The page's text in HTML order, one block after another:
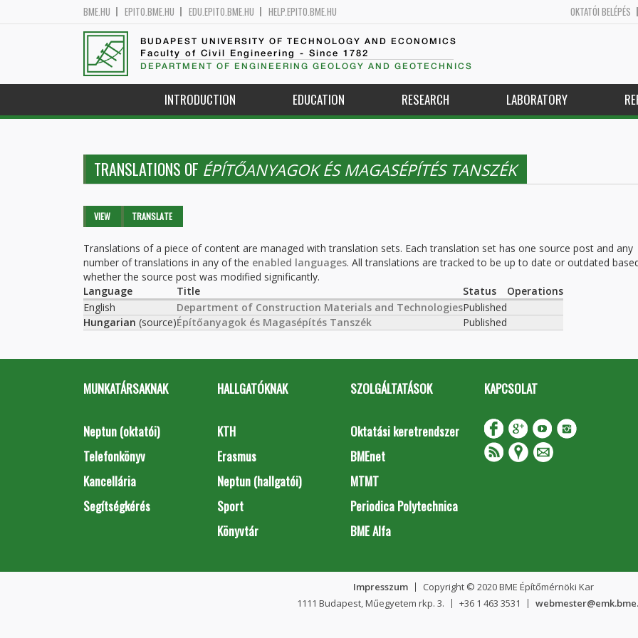
BME.HU EPITO.BME.HU EDU.EPITO.BME.HU HELP.EPITO.BME.HU OKTATÓI BELÉPÉS
BUDAPEST UNIVERSITY OF TECHNOLOGY AND ECONOMICS
Faculty of Civil Engineering - Since 1782
DEPARTMENT OF ENGINEERING GEOLOGY AND GEOTECHNICS
INTRODUCTION EDUCATION RESEARCH LABORATORY
TRANSLATIONS OF ÉPÍTŐANYAGOK ÉS MAGASÉPÍTÉS TANSZÉK
Primary tabs
VIEW TRANSLATE
Translations of a piece of content are managed with translation sets. Each translation set has one source post and any
number of translations in any of the enabled languages. All translations are tracked to be up to date or outdated
whether the source post was modified significantly.
Language
Title Status
Operations
English
Department of Construction Materials and TechnologiesPublished
Hungarian (source)Építőanyagok és Magasépítés Tanszék Published
MUNKATÁRSAKNAK
Neptun (oktatói)
Telefonkönyv
Kancellária
Segítségkérés
HALLGATÓKNAK
KTH
Erasmus
Neptun (hallgatói)
Sport
Könyvtár
SZOLGÁLTATÁSOK
Oktatási keretrendszer
BMEnet
MTMT
Periodica Polytechnica
BME Alfa
KAPCSOLAT
Impresszum
Copyright © 2020 BME Építőmérnöki Kar
1111 Budapest, Műegyetem rkp. 3.
+36 1 463 3531